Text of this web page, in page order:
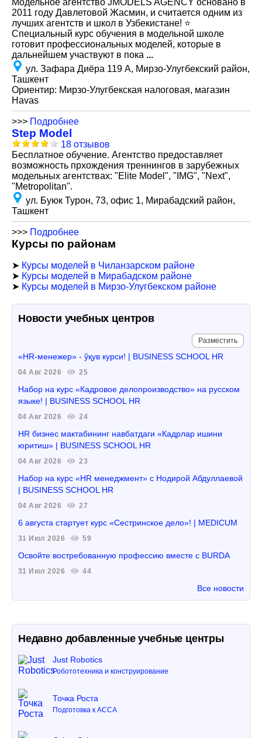
Модельное агентство JMODELS AGENCY основано в
2011 году Давлетовой Жасмин, и считается одним из
лучших агентств и школ в Узбекистане! ⭐️
Специальный курс обучения в модельной школе
готовит профессиональных моделей, которые в
дальнейшем участвуют в пока ...
ул. Зафара Диёра 119 А, Мирзо-Улугбекский район,
Ташкент
Ориентир: Мирзо-Улугбекская налоговая, магазин
Havas
>>> Подробнее
Step Model
18 отзывов
Бесплатное обучение. Агентство предоставляет
возможность прхождения треннингов в зарубежных
модельных агентствах: "Elite Model", "IMG", "Next",
"Metropolitan".
ул. Буюк Турон, 73, офис 1, Мирабадский район,
Ташкент
>>> Подробнее
Курсы по районам
➤ Курсы моделей в Чиланзарском районе
➤ Курсы моделей в Мирабадском районе
➤ Курсы моделей в Мирзо-Улугбекском районе
Новости учебных центров
Разместить
«HR-менежер» - ўқув курси! | BUSINESS SCHOOL HR
04 Авг 2026 25
Набор на курс «Кадровое делопроизводство» на русском
языке! | BUSINESS SCHOOL HR
04 Авг 2026 24
HR бизнес мактабининг навбатдаги «Кадрлар ишини
юритиш» | BUSINESS SCHOOL HR
04 Авг 2026 23
Набор на курс «HR менеджмент» с Нодирой Абдуллаевой
| BUSINESS SCHOOL HR
04 Авг 2026 27
6 августа стартует курс «Сестринское дело»! | MEDICUM
31 Июл 2026 59
Освойте востребованную профессию вместе с BURDA
31 Июл 2026 44
Все новости
Недавно добавленные учебные центры
Just Robotics
Робототехника и конструирование
Точка Роста
Подготовка к ACCA